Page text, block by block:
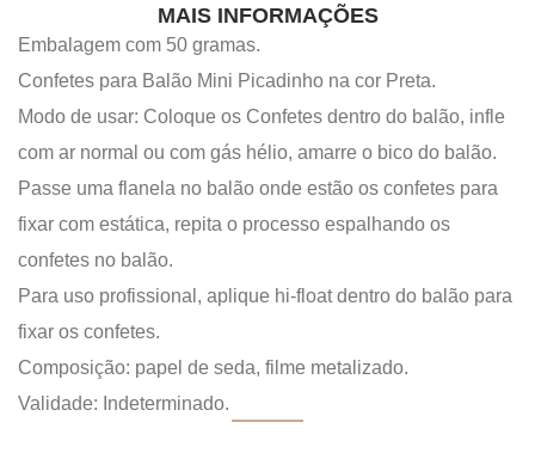
MAIS INFORMAÇÕES
Embalagem com 50 gramas.
Confetes para Balão Mini Picadinho na cor Preta.
Modo de usar: Coloque os Confetes dentro do balão, infle
com ar normal ou com gás hélio, amarre o bico do balão.
Passe uma flanela no balão onde estão os confetes para
fixar com estática, repita o processo espalhando os
confetes no balão.
Para uso profissional, aplique hi-float dentro do balão para
fixar os confetes.
Composição: papel de seda, filme metalizado.
Validade: Indeterminado.